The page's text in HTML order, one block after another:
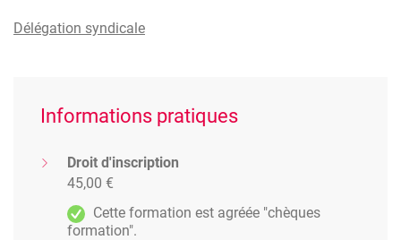
Délégation syndicale
Informations pratiques
Droit d'inscription
45,00 €
Cette formation est agréée "chèques
formation".